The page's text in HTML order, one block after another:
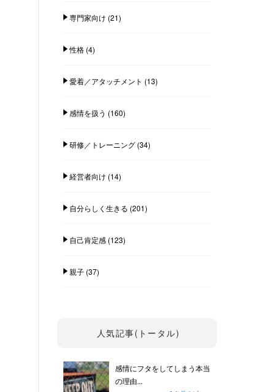
専門家向け (21)
性格(4)
愛着／アタッチメント (13)
感情を扱う (160)
研修／トレーニング(34)
経営者向け (14)
自分らしく生きる (201)
自己肯定感(123)
親子(37)
人気記事(トータル)
感情にフタをしてしまう本当
の理由...